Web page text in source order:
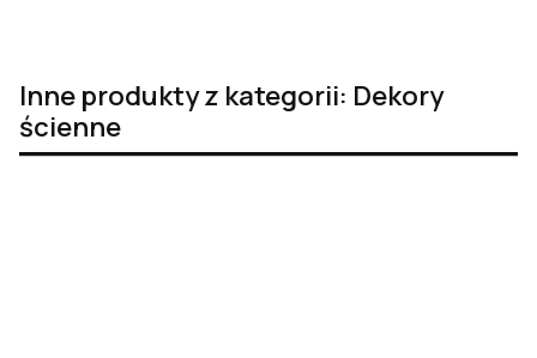
Inne produkty z kategorii: Dekory
ścienne